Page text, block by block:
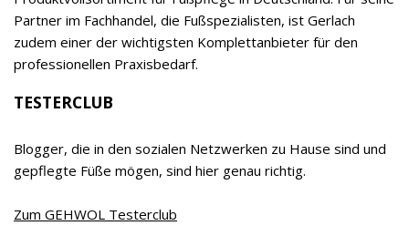
vor allen anderen Produkteigenschaften ein
relevanter Begeisterungstreiber sowohl für
Empfehler als auch Verbraucher. Das Unternehmen
wird inzwischen bereits in 7. Generation von Timor
Gerlach-von Waldthausen geführt.